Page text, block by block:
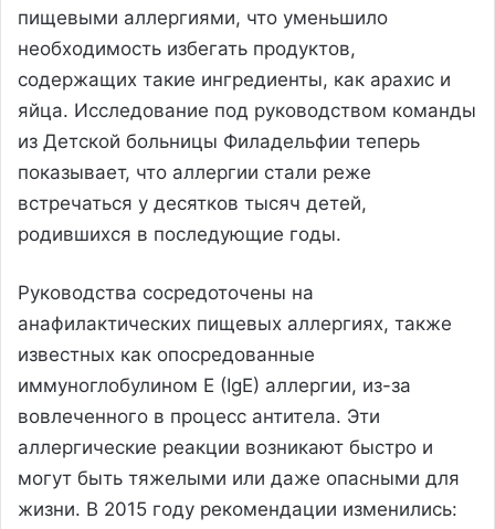
пищевыми аллергиями, что уменьшило
необходимость избегать продуктов,
содержащих такие ингредиенты, как арахис и
яйца. Исследование под руководством команды
из Детской больницы Филадельфии теперь
показывает, что аллергии стали реже
встречаться у десятков тысяч детей,
родившихся в последующие годы.
Руководства сосредоточены на
анафилактических пищевых аллергиях, также
известных как опосредованные
иммуноглобулином E (IgE) аллергии, из-за
вовлеченного в процесс антитела. Эти
аллергические реакции возникают быстро и
могут быть тяжелыми или даже опасными для
жизни. В 2015 году рекомендации изменились: